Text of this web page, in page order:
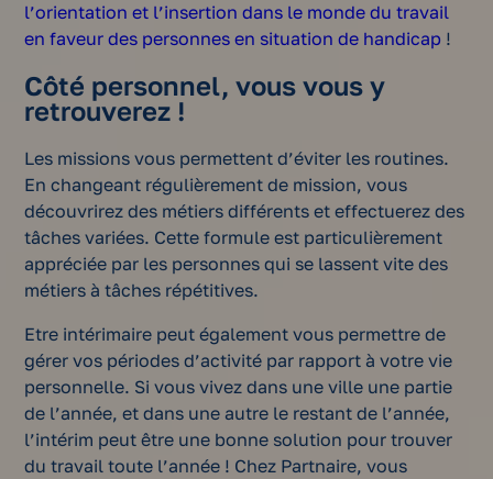
l’orientation et l’insertion dans le monde du travail
en faveur des personnes en situation de handicap !
Côté personnel, vous vous y
retrouverez !
Les missions vous permettent d’éviter les routines.
En changeant régulièrement de mission, vous
découvrirez des métiers différents et effectuerez des
tâches variées. Cette formule est particulièrement
appréciée par les personnes qui se lassent vite des
métiers à tâches répétitives.
Etre intérimaire peut également vous permettre de
gérer vos périodes d’activité par rapport à votre vie
personnelle. Si vous vivez dans une ville une partie
de l’année, et dans une autre le restant de l’année,
l’intérim peut être une bonne solution pour trouver
du travail toute l’année ! Chez Partnaire, vous